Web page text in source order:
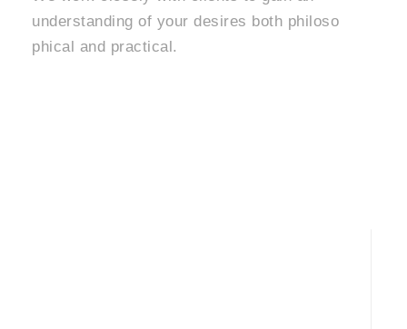
understanding of your desires both philoso
phical and practical.